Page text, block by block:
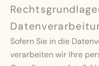
Sofern Sie in die
verarbeiten wir Ihre